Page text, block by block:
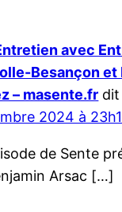
avec
Besançon et
– masente.fr dit
2024 à
de Sente
Arsac […]